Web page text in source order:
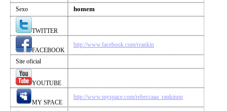
Sexo
homem
TWITTER
FACEBOOK
http://www.facebook.com/rrankin
Site oficial
YOUTUBE
MY SPACE
http://www.myspace.com/rebeccaaa_rankinnn